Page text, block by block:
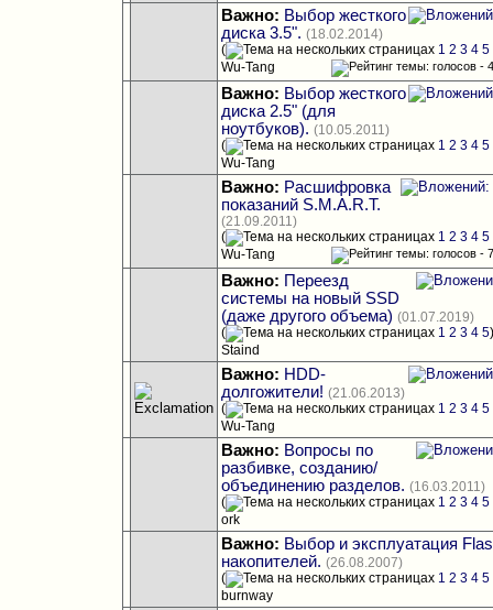
Важно: Выбор жесткого
диска 3.5". (18.02.2014)
(
1 2 3 4 5
Wu-Tang
Важно: Выбор жесткого
диска 2.5" (для
ноутбуков). (10.05.2011)
(
1 2 3 4 5
Wu-Tang
Важно: Расшифровка
показаний S.M.A.R.T.
(21.09.2011)
(
1 2 3 4 5
Wu-Tang
Важно: Переезд
системы на новый SSD
(даже другого объема) (01.07.2019)
(
1 2 3 4 5
Staind
Важно: HDD-
долгожители! (21.06.2013)
(
1 2 3 4 5
Wu-Tang
Важно: Вопросы по
разбивке, созданию/
объединению разделов. (16.03.2011)
(
1 2 3 4 5
ork
Важно: Выбор и эксплуатация
накопителей. (26.08.2007)
(
1 2 3 4 5
burnway